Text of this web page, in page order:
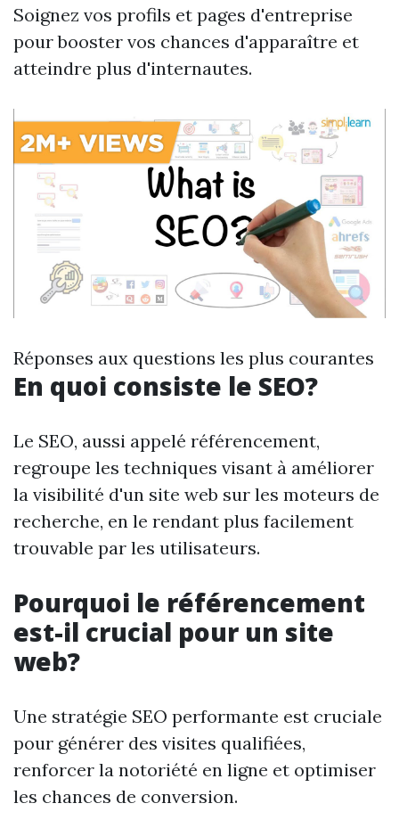
Soignez vos profils et pages d'entreprise
pour booster vos chances d'apparaître et
atteindre plus d'internautes.
Réponses aux questions les plus courantes
En quoi consiste le SEO?
Le SEO, aussi appelé référencement,
regroupe les techniques visant à améliorer
la visibilité d'un site web sur les moteurs de
recherche, en le rendant plus facilement
trouvable par les utilisateurs.
Pourquoi le référencement
est-il crucial pour un site
web?
Une stratégie SEO performante est cruciale
pour générer des visites qualifiées,
renforcer la notoriété en ligne et optimiser
les chances de conversion.